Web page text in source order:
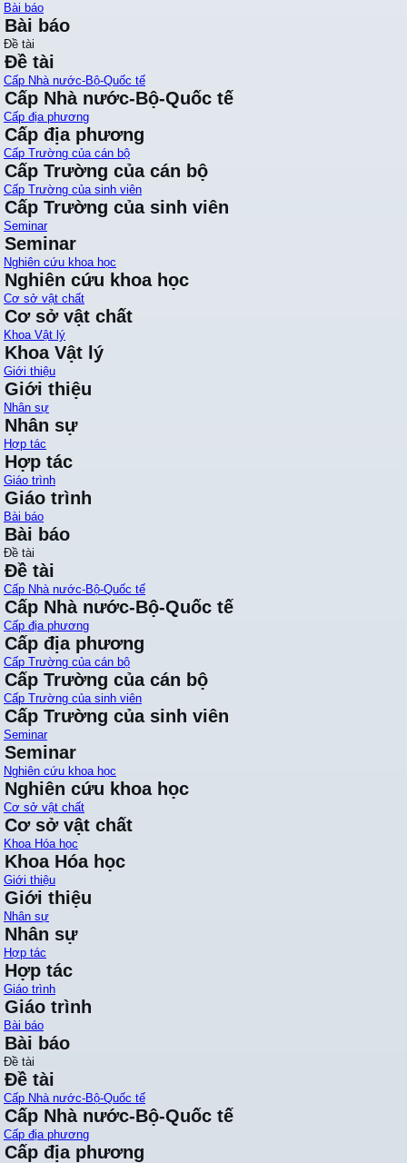
Bài báo
Bài báo
Đề tài
Đề tài
Cấp Nhà nước-Bộ-Quốc tế
Cấp Nhà nước-Bộ-Quốc tế
Cấp địa phương
Cấp địa phương
Cấp Trường của cán bộ
Cấp Trường của cán bộ
Cấp Trường của sinh viên
Cấp Trường của sinh viên
Seminar
Seminar
Nghiên cứu khoa học
Nghiên cứu khoa học
Cơ sở vật chất
Cơ sở vật chất
Khoa Vật lý
Khoa Vật lý
Giới thiệu
Giới thiệu
Nhân sự
Nhân sự
Hợp tác
Hợp tác
Giáo trình
Giáo trình
Bài báo
Bài báo
Đề tài
Đề tài
Cấp Nhà nước-Bộ-Quốc tế
Cấp Nhà nước-Bộ-Quốc tế
Cấp địa phương
Cấp địa phương
Cấp Trường của cán bộ
Cấp Trường của cán bộ
Cấp Trường của sinh viên
Cấp Trường của sinh viên
Seminar
Seminar
Nghiên cứu khoa học
Nghiên cứu khoa học
Cơ sở vật chất
Cơ sở vật chất
Khoa Hóa học
Khoa Hóa học
Giới thiệu
Giới thiệu
Nhân sự
Nhân sự
Hợp tác
Hợp tác
Giáo trình
Giáo trình
Bài báo
Bài báo
Đề tài
Đề tài
Cấp Nhà nước-Bộ-Quốc tế
Cấp Nhà nước-Bộ-Quốc tế
Cấp địa phương
Cấp địa phương